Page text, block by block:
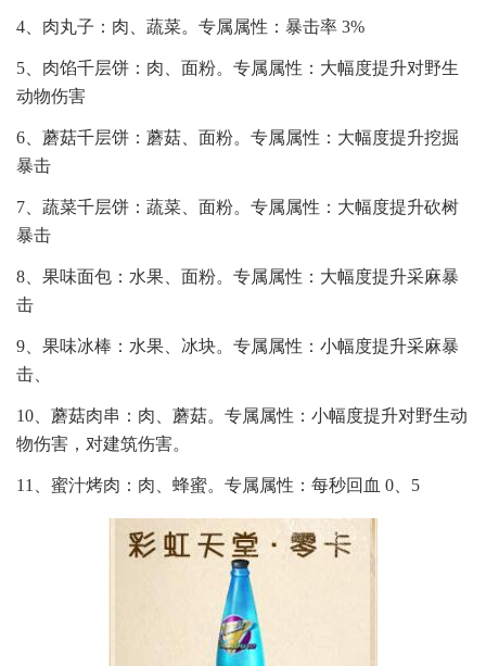
4、肉丸子：肉、蔬菜。专属属性：暴击率 3%
5、肉馅千层饼：肉、面粉。专属属性：大幅度提升对野生
动物伤害
6、蘑菇千层饼：蘑菇、面粉。专属属性：大幅度提升挖掘
暴击
7、蔬菜千层饼：蔬菜、面粉。专属属性：大幅度提升砍树
暴击
8、果味面包：水果、面粉。专属属性：大幅度提升采麻暴
击
9、果味冰棒：水果、冰块。专属属性：小幅度提升采麻暴
击、
10、蘑菇肉串：肉、蘑菇。专属属性：小幅度提升对野生动
物伤害，对建筑伤害。
11、蜜汁烤肉：肉、蜂蜜。专属属性：每秒回血 0、5